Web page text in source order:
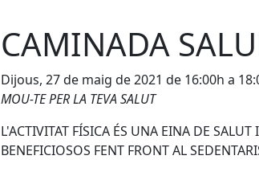
CAMINADA
Dijous, 27 de maig de 2021 de 16:00h a
MOU-TE PER LA TEVA SALUT
L'ACTIVITAT FÍSICA ÉS UNA EINA DE SALUT
BENEFICIOSOS FENT FRONT AL